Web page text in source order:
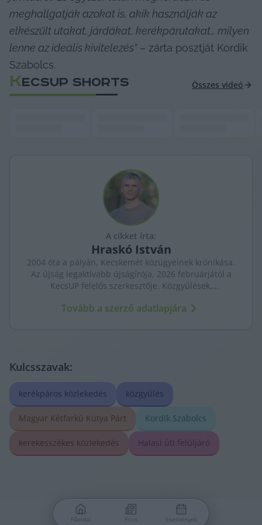
meghallgatják azokat is, akik használják az
elkészült utakat, járdákat, kerékpárutakat… milyen
lenne az ideális kivitelezés” – zárta posztját Kordik
Szabolcs.
KECSUP SHORTS Összes videó
A cikket írta:
Hraskó István
2004 óta a pályán, Kecskemét közügyeinek krónikása.
Az újság legaktívabb újságírója, 2026 februárjától a
KecsUP felelős szerkesztője. Közgyűlések,
arca és a háttérben élők történetei egyszerre jelennek
Tovább a szerző adatlapjára
Kulcsszavak:
kerékpáros közlekedés közgyűlés
Magyar Kétfarkú Kutya Párt Kordik Szabolcs
kerekesszékes közlekedés Halasi úti felüljáró
Főoldal Friss Események